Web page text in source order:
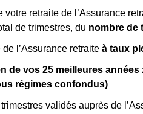
votre retraite de l’Assurance
de trimestres, du nombre de
l’Assurance retraite à taux
de vos 25 meilleures années
régimes confondus)
validés auprès de